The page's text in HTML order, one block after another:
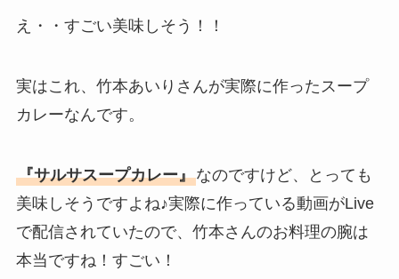
え・・すごい美味しそう！！
実はこれ、竹本あいりさんが実際に作ったスープ
カレーなんです。
『サルサスープカレー』なのですけど、とっても
美味しそうですよね♪実際に作っている動画がLive
で配信されていたので、竹本さんのお料理の腕は
本当ですね！すごい！